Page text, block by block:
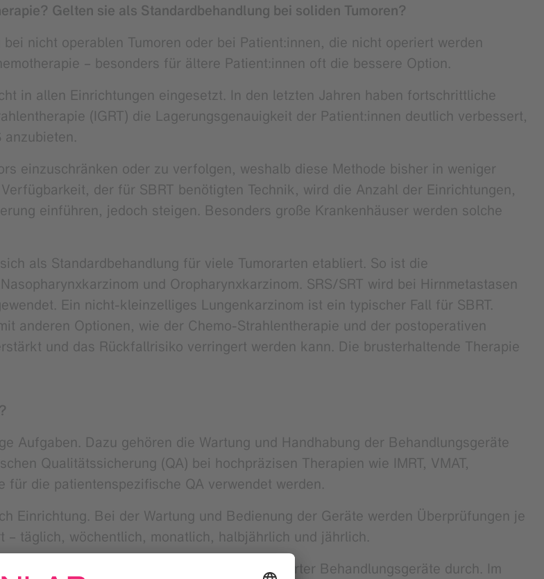
Gelten sie als Standardbehandlung bei soliden Tumoren?
nicht operablen Tumoren oder bei Patient:innen, die nicht operiert werden
– besonders für ältere Patient:innen oft die bessere Option.
in allen Einrichtungen eingesetzt. In den letzten Jahren haben fortschrittliche
(IGRT) die Lagerungsgenauigkeit der Patient:innen deutlich verbessert,
einzuschränken oder zu verfolgen, weshalb diese Methode bisher in weniger
der für SBRT benötigten Technik, wird die Anzahl der Einrichtungen,
einführen, jedoch steigen. Besonders große Krankenhäuser werden solche
als Standardbehandlung für viele Tumorarten etabliert. So ist die
und Oropharynxkarzinom. SRS/SRT wird bei Hirnmetastasen
Ein nicht-kleinzelliges Lungenkarzinom ist ein typischer Fall für SBRT.
anderen Optionen, wie der Chemo-Strahlentherapie und der postoperativen
und das Rückfallrisiko verringert werden kann. Die brusterhaltende Therapie
Aufgaben. Dazu gehören die Wartung und Handhabung der Behandlungsgeräte
Qualitätssicherung (QA) bei hochpräzisen Therapien wie IMRT, VMAT,
die patientenspezifische QA verwendet werden.
Einrichtung. Bei der Wartung und Bedienung der Geräte werden Überprüfungen je
täglich, wöchentlich, monatlich, halbjährlich und jährlich.
Abnahme und Inbetriebnahme neu installierter Behandlungsgeräte durch. Im